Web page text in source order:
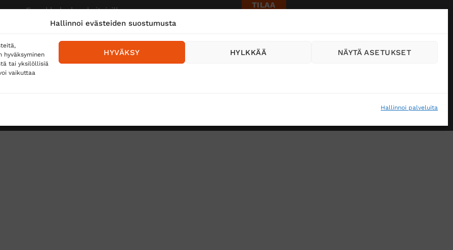
Hallinnoi evästeiden suostumusta
tai yksilöllisiä
vaikuttaa
Hallinnoi palveluita
HYVÄKSY HYLKKÄÄ NÄYTÄ ASETUKSET
Ennakkolasku yksityisille